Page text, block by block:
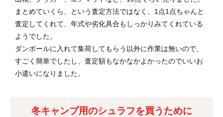
まとめていくら、という査定方法ではなく、1点1点ちゃんと
査定してくれて、年式や劣化具合もしっかりみてくれている
ようでした。
ダンボールに入れて集荷してもらう以外に作業は無いので、
すごく簡単でしたし、査定額もなかなかよかったのでいいお
小遣いになりました。
冬キャンプ用のシュラフを買うために